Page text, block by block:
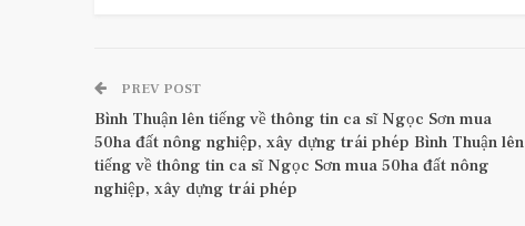
PREV POST
Bình Thuận lên tiếng về thông tin ca sĩ Ngọc Sơn mua
50ha đất nông nghiệp, xây dựng trái phép Bình Thuận lên
tiếng về thông tin ca sĩ Ngọc Sơn mua 50ha đất nông
nghiệp, xây dựng trái phép